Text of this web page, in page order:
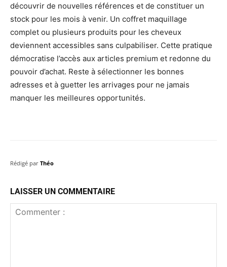
découvrir de nouvelles références et de constituer un
stock pour les mois à venir. Un coffret maquillage
complet ou plusieurs produits pour les cheveux
deviennent accessibles sans culpabiliser. Cette pratique
démocratise l’accès aux articles premium et redonne du
pouvoir d’achat. Reste à sélectionner les bonnes
adresses et à guetter les arrivages pour ne jamais
manquer les meilleures opportunités.
Rédigé par Théo
LAISSER UN COMMENTAIRE